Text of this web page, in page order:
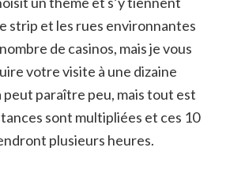
strip et les rues environnantes
de casinos, mais je vous
votre visite à une dizaine
peut paraître peu, mais tout est
sont multipliées et ces 10
plusieurs heures.